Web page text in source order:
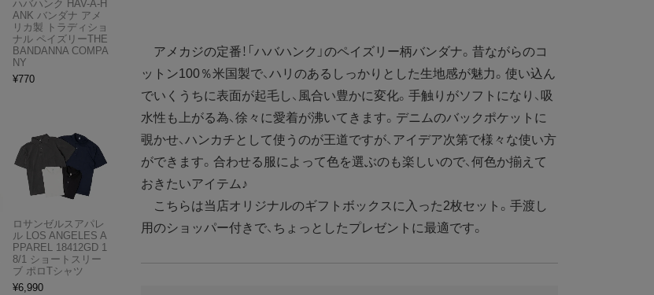
アメカジの定番！「ハバハンク」のペイズリー柄バンダナ。昔ながらのコ
ットン100％米国製で、ハリのあるしっかりとした生地感が魅力。使い込ん
でいくうちに表面が起毛し、風合い豊かに変化。手触りがソフトになり、吸
水性も上がる為、徐々に愛着が沸いてきます。デニムのバックポケットに
覗かせ、ハンカチとして使うのが王道ですが、アイデア次第で様々な使い方
ができます。合わせる服によって色を選ぶのも楽しいので、何色か揃えて
おきたいアイテム♪
こちらは当店オリジナルのギフトボックスに入った2枚セット。手渡し
用のショッパー付きで、ちょっとしたプレゼントに最適です。
ハバハンク HAV-A-H
ANK バンダナ アメ
リカ製 トラディショ
ナル ペイズリーTHE
BANDANNA COMPA
NY
¥770
ロサンゼルスアパレ
ル LOS ANGELES A
PPAREL 18412GD 1
8/1 ショートスリー
ブ ポロTシャツ
¥6,990